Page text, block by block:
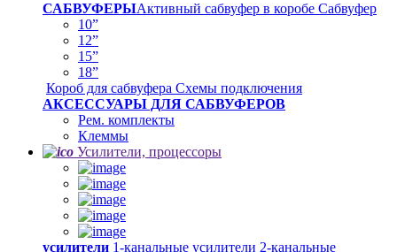
САБВУФЕРЫАктивный сабвуфер в коробе Сабвуфер
10”
12”
15”
18”
Короб для сабвуфера Схемы подключения
АКСЕССУАРЫ ДЛЯ САБВУФЕРОВ
Рем. комплекты
Клеммы
Усилители, процессоры
усилители 1-канальные усилители 2-канальные